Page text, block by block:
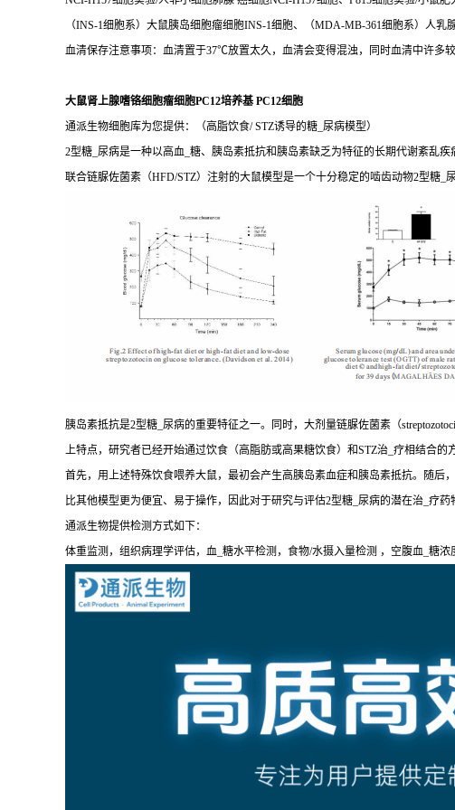
（INS-1细胞系）大鼠胰岛细胞瘤细胞INS-1细胞、（MDA-MB-361细胞系）人乳
血清保存注意事项：血清置于37℃放置太久，血清会变得混浊，同时血清中许多
大鼠肾上腺嗜铬细胞瘤细胞PC12培养基 PC12细胞
通派生物细胞库为您提供：（高脂饮食/ STZ诱导的糖_尿病模型）
2型糖_尿病是一种以高血_糖、胰岛素抵抗和胰岛素缺乏为特征的长期代谢紊乱
联合链脲佐菌素（HFD/STZ）注射的大鼠模型是一个十分稳定的啮齿动物2型糖_尿
胰岛素抵抗是2型糖_尿病的重要特征之一。同时，大剂量链脲佐菌素（
上特点，研究者已经开始通过饮食（高脂肪或高果糖饮食）和STZ治_疗相结合的
首先，用上述特殊饮食喂养大鼠，最初会产生高胰岛素血症和胰岛素抵抗。随后
比其他模型更为便宜、易于操作，因此对于研究与评估2型糖_尿病的潜在治_疗药
通派生物提供检测方式如下：
体重监测，组织病理学评估，血_糖水平检测，食物/水摄入量检测 ，空腹血_糖浓